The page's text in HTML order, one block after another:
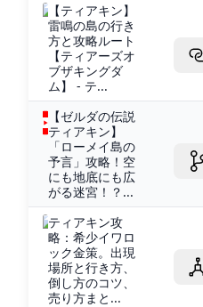
【ティアキン】
雷鳴の島の行き
方と攻略ルート
【ティアーズオ
ブザキングダ
ム】 - テ...
【ゼルダの伝説
ティアキン】
「ローメイ島の
予言」攻略！空
にも地底にも広
がる迷宮！？...
ティアキン攻
略：希少イワロ
ック金策。出現
場所と行き方、
倒し方のコツ、
売り方まと...